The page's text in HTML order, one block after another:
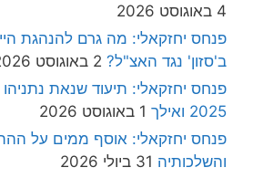
4 באוגוסט 2026
פנחס יחזקאלי: מה גרם להנהגת
ב'סזון' נגד האצ"ל? 2 באוגוסט 2026
פנחס יחזקאלי: תיעוד שנאת נתניהו
2025 ואילך
1 באוגוסט 2026
פנחס יחזקאלי: אוסף ממים על
והשלכותיה 31 ביולי 2026